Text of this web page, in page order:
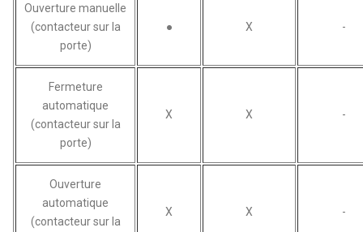
Ouverture manuelle
(contacteur sur la
porte)
● X -
Fermeture
automatique
(contacteur sur la
porte)
X X -
Ouverture
automatique
(contacteur sur la
X X -